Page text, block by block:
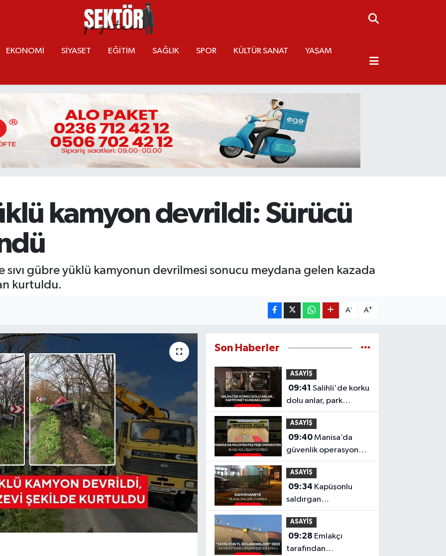
EKONOMİ SİYASET EĞİTİM SAĞLIK SPOR KÜLTÜR SANAT YAŞAM
kamyon devrildi: Sürücü
sıvı gübre yüklü kamyonun devrilmesi sonucu meydana gelen kazada
kurtuldu.
A- A+
Son Haberler
ASAYİŞ
09:41 Salihli'de korku
dolu anlar, park
halindeki kamyonet
kundaklandı!
ASAYİŞ
09:40Manisa’da
güvenlik operasyonu;
4 kişi tutuklandı, çok
sayıda uyuşturucu ele
geçirildi...
ASAYİŞ
09:34
saldırgan
kahvehaneye girip
kurşun yağdırdı!
ASAYİŞ
09:28
tarafından